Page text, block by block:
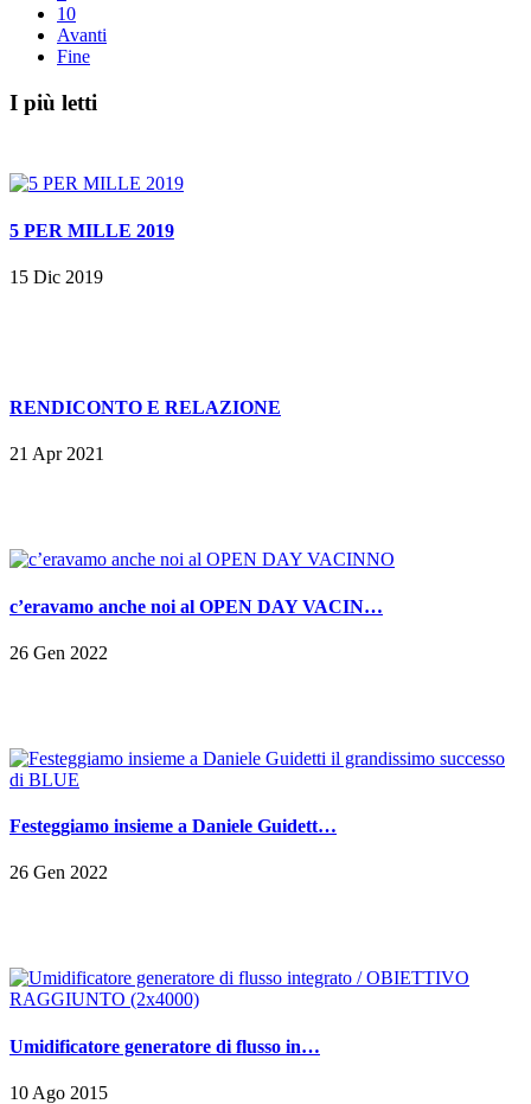
10
Avanti
Fine
I più letti
5 PER MILLE 2019
15 Dic 2019
RENDICONTO E RELAZIONE
21 Apr 2021
c’eravamo anche noi al OPEN DAY VACIN…
26 Gen 2022
Festeggiamo insieme a Daniele Guidett…
26 Gen 2022
Umidificatore generatore di flusso in…
10 Ago 2015